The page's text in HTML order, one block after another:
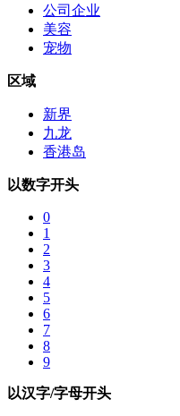
公司企业
美容
宠物
区域
新界
九龙
香港岛
以数字开头
0
1
2
3
4
5
6
7
8
9
以汉字/字母开头